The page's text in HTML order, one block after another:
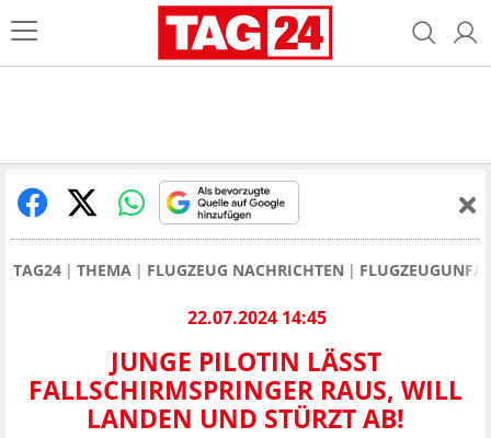
TAG24 THEMA FLUGZEUG NACHRICHTEN
22.07.2024 14:45
JUNGE PILOTIN LÄSST
FALLSCHIRMSPRINGER RAUS, WILL
LANDEN UND STÜRZT AB!